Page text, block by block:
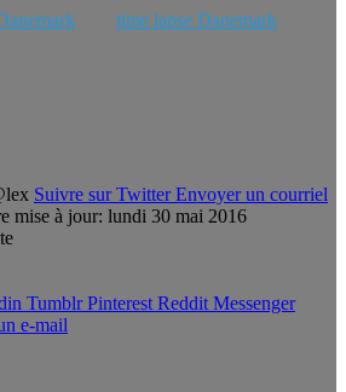
time lapse Danemark
Suivre sur Twitter Envoyer un courriel
mise à jour: lundi 30 mai 2016
Tumblr Pinterest Reddit Messenger
e-mail